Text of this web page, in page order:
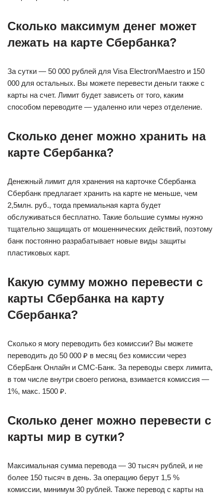
Сколько максимум денег может
лежать на карте Сбербанка?
За сутки — 50 000 рублей для Visa Electron/Maestro и 150
000 для остальных. Вы можете перевести деньги также с
карты на счет. Лимит будет зависеть от того, каким
способом переводите — удаленно или через отделение.
Сколько денег можно хранить на
карте Сбербанка?
Денежный лимит для хранения на карточке Сбербанка
Сбербанк предлагает хранить на карте не меньше, чем
2,5млн. руб., тогда премиальная карта будет
обслуживаться бесплатно. Такие большие суммы нужно
тщательно защищать от мошеннических действий, поэтому
банк постоянно разрабатывает новые виды защиты
пластиковых карт.
Какую сумму можно перевести с
карты Сбербанка на карту
Сбербанка?
Сколько я могу переводить без комиссии? Вы можете
переводить до 50 000 ₽ в месяц без комиссии через
СберБанк Онлайн и СМС-Банк. За переводы сверх лимита,
в том числе внутри своего региона, взимается комиссия —
1%, макс. 1500 ₽.
Сколько денег можно перевести с
карты мир в сутки?
Максимальная сумма перевода — 30 тысяч рублей, и не
более 150 тысяч в день. За операцию берут 1,5 %
комиссии, минимум 30 рублей. Также перевод с карты на